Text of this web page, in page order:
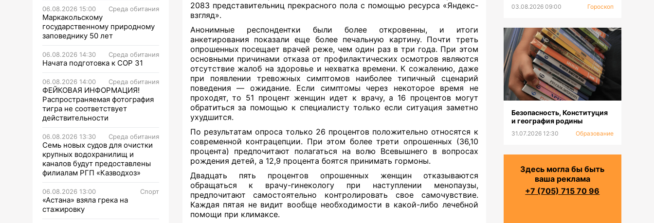
06.08.2026 15:00 Среда обитания
Маркакольскому
государственному природному
заповеднику 50 лет
06.08.2026 14:30 Среда обитания
Начата подготовка к СОР 31
06.08.2026 14:00 Среда обитания
ФЕЙКОВАЯ ИНФОРМАЦИЯ!
Распространяемая фотография
тигра не соответствует
действительности
06.08.2026 13:30 Среда обитания
Семь новых судов для очистки
крупных водохранилищ и
каналов будут предоставлены
филиалам РГП «Казводхоз»
06.08.2026 13:00 Спорт
«Астана» взяла грека на
стажировку
2083 представительниц прекрасного пола с помощью ресурса «Яндекс-
взгляд».
Анонимные респондентки были более откровенны, и итоги
анкетирования показали еще более печальную картину. Почти треть
опрошенных посещает врачей реже, чем один раз в три года. При этом
основными причинами отказа от профилактических осмотров являются
отсутствие жалоб на здоровье и нехватка времени. К сожалению, даже
при появлении тревожных симптомов наиболее типичный сценарий
поведения — ожидание. Если симптомы через некоторое время не
проходят, то 51 процент женщин идет к врачу, а 16 процентов могут
обратиться за помощью к специалисту только если ситуация заметно
ухудшится.
По результатам опроса только 26 процентов положительно относятся к
современной контрацепции. При этом более трети опрошенных (36,10
процента) предпочитают полагаться на волю Всевышнего в вопросах
рождения детей, а 12,9 процента боятся принимать гормоны.
Двадцать пять процентов опрошенных женщин отказываются
обращаться к врачу-гинекологу при наступлении менопаузы,
предпочитают самостоятельно контролировать свое самочувствие.
Каждая пятая не видит вообще необходимости в какой-либо лечебной
помощи при климаксе.
03.08.2026 09:00 Гороскоп
Безопасность, Конституция
и география родины
31.07.2026 12:30 Образование
Здесь могла бы быть
ваша реклама
+7 (705) 715 70 96